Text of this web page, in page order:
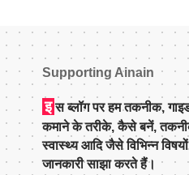
Supporting Ainain
इ स ब्लॉग पर हम तकनीक,
कमाने के तरीके, कैसे बनें,
स्वास्थ्य आदि जैसे विभिन्न विषयों
जानकारी साझा करते हैं।